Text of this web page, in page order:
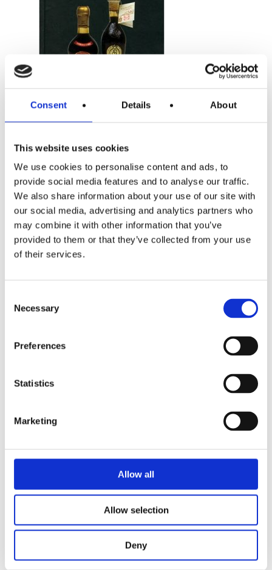
Consent Details About
This website uses cookies
We use cookies to personalise content and ads, to
provide social media features and to analyse our traffic.
We also share information about your use of our site with
our social media, advertising and analytics partners who
may combine it with other information that you’ve
provided to them or that they’ve collected from your use
of their services.
Selection
Necessary
Preferences
Statistics
Marketing
Allow all
Allow selection
Deny
Angela Mobile Makeup / As Seen By Me Blog
26 Settembre 2018
Top 5 Modena city guide
8 Settembre 2017
Revista OPUS
29 Gennaio 2016
Vogue
Febbraio 2011
Febbraio 2008